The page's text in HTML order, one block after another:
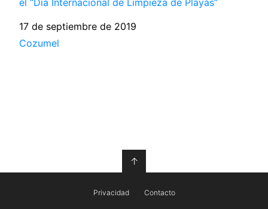
el “Día Internacional de Limpieza de Playas”
Fecha
17 de septiembre de 2019
Respecto a
Cozumel
↑
Privacidad Contacto